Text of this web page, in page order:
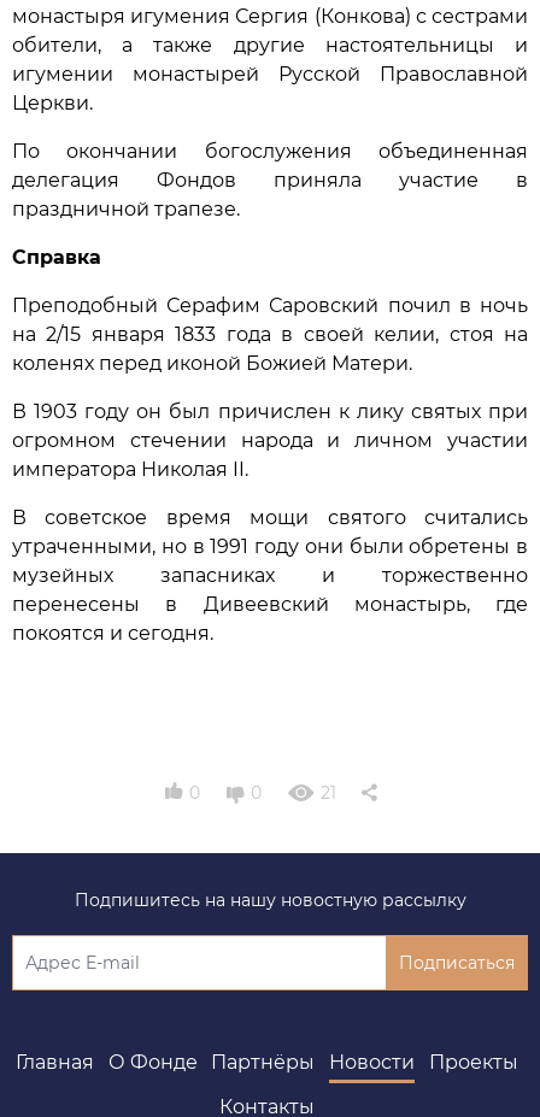
монастыря игумения Сергия (Конкова) с сестрами
обители, а также другие настоятельницы и
игумении монастырей Русской Православной
Церкви.
По окончании богослужения объединенная
делегация Фондов приняла участие в
праздничной трапезе.
Справка
Преподобный Серафим Саровский почил в ночь
на 2/15 января 1833 года в своей келии, стоя на
коленях перед иконой Божией Матери.
В 1903 году он был причислен к лику святых при
огромном стечении народа и личном участии
императора Николая II.
В советское время мощи святого считались
утраченными, но в 1991 году они были обретены в
музейных запасниках и торжественно
перенесены в Дивеевский монастырь, где
покоятся и сегодня.
0 0 21
Подпишитесь на нашу новостную рассылку
Подписаться
Главная О Фонде Партнёры Новости
Проекты
Контакты